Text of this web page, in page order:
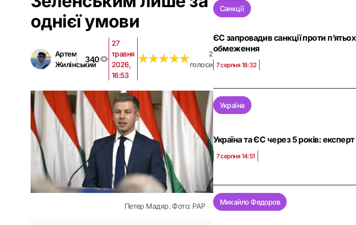
однієї умови
Артем
Жилінський
340
27
травня
2026,
16:53
★★★★★
★★★★★
2
голоси
Петер Мадяр. Фото: PAP
Санкції
ЄС запровадив санкції проти
обмеження
7 серпня 18:32
Україна
Україна та ЄС через 5 років:
7 серпня 14:51
Михайло Федоров